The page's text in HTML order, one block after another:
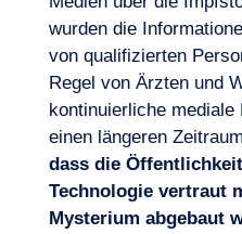
wurden die
von qualifizierten
Regel von Ärzten und
kontinuierliche
einen längeren
dass die
Technologie vertraut
Mysterium abgebaut